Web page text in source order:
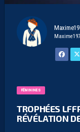
FÉMININES
TROPHÉES
RÉVÉLATION